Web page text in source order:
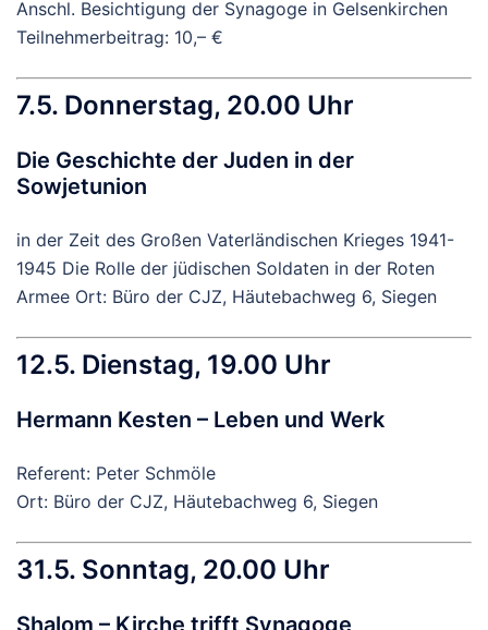
Anschl. Besichtigung der Synagoge in Gelsenkirchen
Teilnehmerbeitrag: 10,– €
7.5. Donnerstag, 20.00 Uhr
Die Geschichte der Juden in der
Sowjetunion
in der Zeit des Großen Vaterländischen Krieges 1941-
1945 Die Rolle der jüdischen Soldaten in der Roten
Armee Ort: Büro der CJZ, Häutebachweg 6, Siegen
12.5. Dienstag, 19.00 Uhr
Hermann Kesten – Leben und Werk
Referent: Peter Schmöle
Ort: Büro der CJZ, Häutebachweg 6, Siegen
31.5. Sonntag, 20.00 Uhr
Shalom – Kirche trifft Synagoge